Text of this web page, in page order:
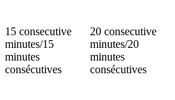
15 consecutive
minutes/15
minutes
consécutives
20 consecutive
minutes/20
minutes
consécutives